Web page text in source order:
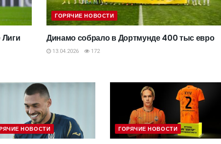
ГОРЯЧИЕ НОВОСТИ
Динамо собрало в Дортмунде 400 тыс евро
13.04.2026 172
НОВОСТИ ГОРЯЧИЕ НОВОСТИ